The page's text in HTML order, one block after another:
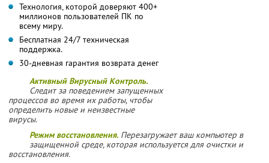
Технология, которой доверяют 400+
миллионов пользователей ПК по
всему миру.
Бесплатная 24/7 техническая
поддержка.
30-дневная гарантия возврата денег
Активный Вирусный Контроль.
Cледит за поведением запущенных
процессов во время их работы, чтобы
определить новые и неизвестные
вирусы.
Режим восстановления. Перезагружает ваш компьютер в
защищенной среде, которая используется для очистки и
восстановления.